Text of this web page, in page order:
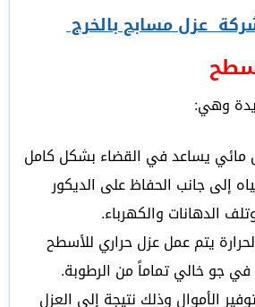
عزل مسابح بالخرج
وهي:
مائي يساعد في القضاء بشكل كامل
إلى جانب الحفاظ على الديكور
الدهانات والكهرباء.
يتم عمل عزل حراري للأسطح
في جو خالي تماماً من الرطوبة.
الأموال وذلك نتيجة إلى العزل